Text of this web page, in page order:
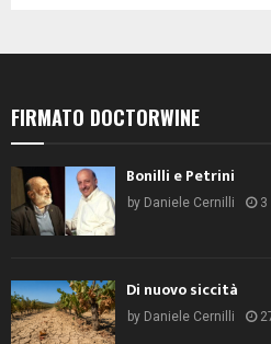
FIRMATO DOCTORWINE
Bonilli e Petrini
by Daniele Cernilli 3
Di nuovo siccità
by Daniele Cernilli